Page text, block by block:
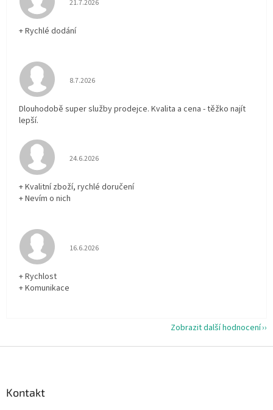
21.7.2026
+ Rychlé dodání
Hodnocení obchodu je 5 z 5 hvězdiček.
8.7.2026
Dlouhodobě super služby prodejce. Kvalita a cena - těžko najít
lepší.
Hodnocení obchodu je 5 z 5 hvězdiček.
24.6.2026
+ Kvalitní zboží, rychlé doručení
+ Nevím o nich
Hodnocení obchodu je 5 z 5 hvězdiček.
16.6.2026
+ Rychlost
+ Komunikace
Zobrazit další hodnocení
Kontakt